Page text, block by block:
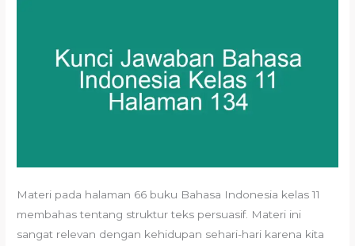
Materi pada halaman 66 buku Bahasa Indonesia kelas 11
membahas tentang struktur teks persuasif. Materi ini
sangat relevan dengan kehidupan sehari-hari karena kita